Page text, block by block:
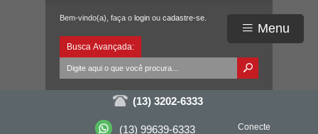
Menu
Bem-vindo(a), faça o login ou cadastre-se
Busca Avançada:
(13) 3202-6333
(13) 99639-6333
Conecte